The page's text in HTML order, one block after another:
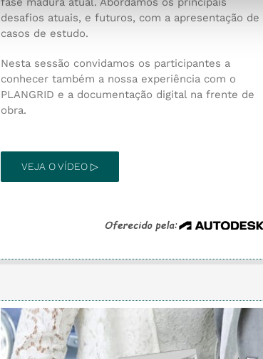
desafios atuais, e futuros, com a apresentação de
casos de estudo.
Nesta sessão convidamos os participantes a
conhecer também a nossa experiência com o
PLANGRID e a documentação digital na frente de
obra.
VEJA O VÍDEO ▷